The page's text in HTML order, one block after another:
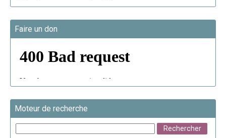
Faire un don
Moteur de recherche